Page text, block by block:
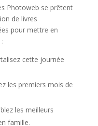
Photoweb se prêtent
de livres
pour mettre en
cette journée
les premiers mois de
les meilleurs
famille.